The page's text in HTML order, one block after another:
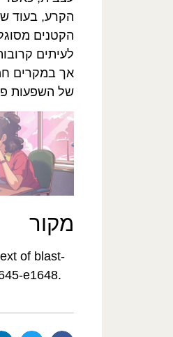
הקרע, בעוד
הקטנים
לעיתים
אך במקרים
של השפעות
מקור
of blast-
e1648.